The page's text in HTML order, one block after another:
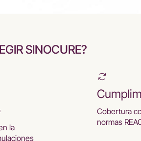
SINOCURE?
la
Cobertura
normas